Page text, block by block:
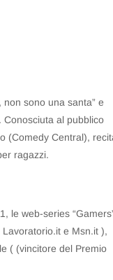
sono una santa” e
al pubblico
(Comedy Central),
ragazzi.
le web-series
Lavoratorio.it e Msn.it ),
( (vincitore del Premio